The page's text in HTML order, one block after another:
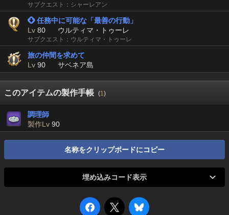
サブクエスト：シャーレアン
 任務中に可能な「最善の行動」
Lv 80 ウルティマ・トゥーレ
サブクエスト：ウルティマ・トゥーレ
旅の仲間を求めて
Lv 90 サベネア島
このアイテムの製作手帳 (1)
調理師
製作Lv 90
名称をクリップボードにコピー
埋め込みコード表示